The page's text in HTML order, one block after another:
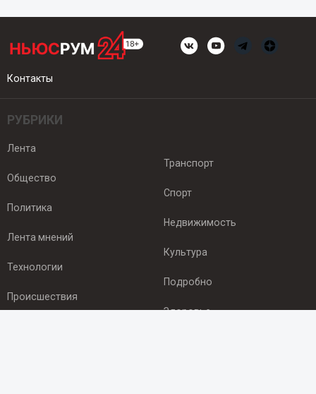
Контакты
РУБРИКИ
Лента
Общество
Политика
Лента мнений
Технологии
Происшествия
Транспорт
Спорт
Недвижимость
Культура
Подробно
Здоровье